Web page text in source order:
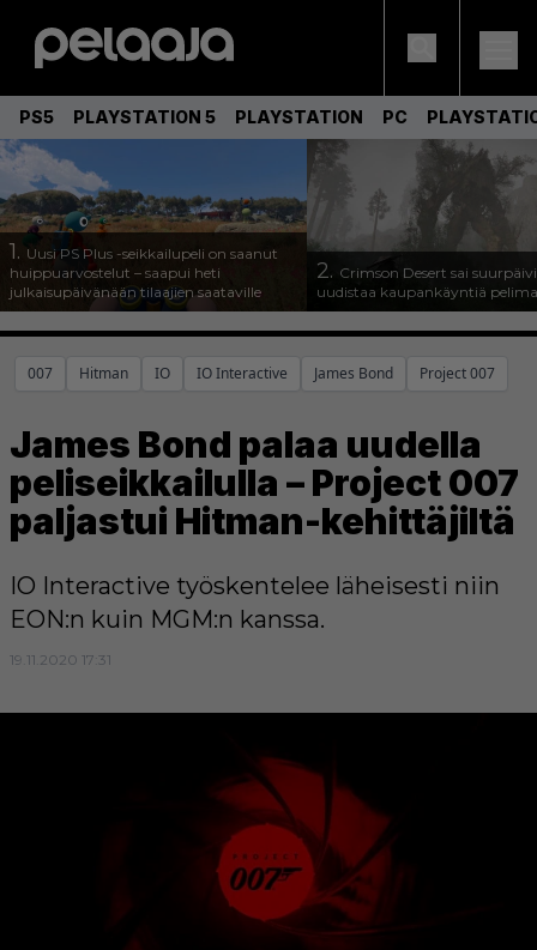
PS5 PLAYSTATION 5 PLAYSTATION PC
1. Uusi PS Plus -seikkailupeli on saanut
huippuarvostelut – saapui heti
julkaisupäivänään tilaajien saataville
2. Crimson Desert sai
uudistaa kaupankäyntiä
007 Hitman IO IO Interactive James Bond Project 007
James Bond palaa uudella
peliseikkailulla – Project 007
paljastui Hitman-kehittäjiltä
IO Interactive työskentelee läheisesti niin
EON:n kuin MGM:n kanssa.
19.11.2020 17:31